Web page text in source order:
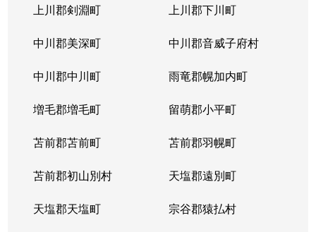
上川郡剣淵町 上川郡下川町
中川郡美深町 中川郡音威子府村
中川郡中川町 雨竜郡幌加内町
増毛郡増毛町 留萌郡小平町
苫前郡苫前町 苫前郡羽幌町
苫前郡初山別村 天塩郡遠別町
天塩郡天塩町 宗谷郡猿払村